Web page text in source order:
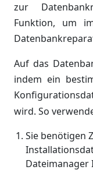
zur
Funktion, um
Auf das
indem ein
wird. So
Sie benötigen
Dateimanager